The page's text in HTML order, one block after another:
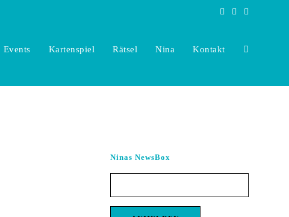
Events Kartenspiel Rätsel Nina Kontakt Toggle
search
Ninas NewsBox